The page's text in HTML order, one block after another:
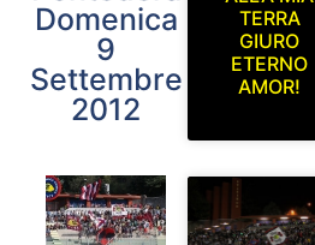
Domenica
9
Settembre
2012
TERRA
GIURO
ETERNO
AMOR!